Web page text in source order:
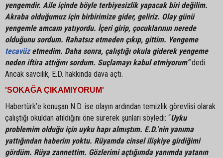
yengemdir. Aile içinde böyle terbiyesizlik yapacak biri değilim.
Akraba olduğumuz için birbirimize gider, geliriz. Olay günü
yengemle amcam yatıyordu. İçeri girip, çocuklarının nerede
olduğunu sordum. Rahatsız etmeden çıkıp, gittim. Yengeme
tecavüzetmedim. Daha sonra, çalıştığı okula giderek yengeme
neden iftira attığını sordum. Suçlamayı kabul etmiyorum”dedi.
Ancak savcılık, E.D. hakkında dava açtı.
'SOKAĞA ÇIKAMIYORUM'
Habertürk’e konuşan N.D. ise olayın ardından temizlik görevlisi olarak
çalıştığı okuldan atıldığını öne sürerek şunları söyledi: “Uyku
problemim olduğu için uyku hapı almıştım. E.D.’nin yanıma
yattığından haberim yoktu. Rüyamda cinsel ilişkiye girdiğimi
gördüm. Rüya zannettim. Gözlerimi açtığımda yanımda yatanın